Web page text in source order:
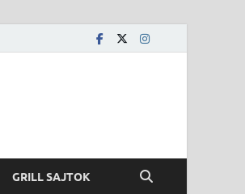
GRILL SAJTOK